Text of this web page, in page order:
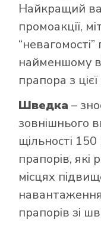
Найкращий
промоакції,
найменшому
прапора з
Шведка –
зовнішнього
щільності
прапорів, які
місцях
прапорів зі